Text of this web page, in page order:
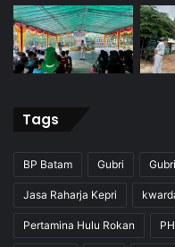
Tags
BP Batam Gubri
Jasa Raharja Kepri
Pertamina Hulu Rokan